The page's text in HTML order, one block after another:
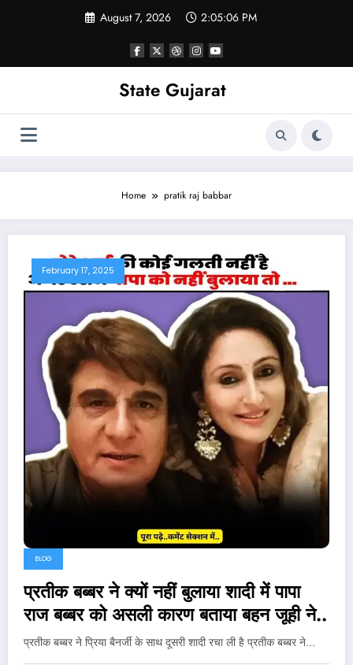
August 7, 2026 2:05:07 PM
State Gujarat
Home pratik raj babbar
February 17, 2025
BLOG
प्रतीक बब्बर ने क्यों नहीं बुलाया शादी में पापा
राज बब्बर को असली कारण बताया बहन जूही ने..
प्रतीक बब्बर ने प्रिया बैनर्जी के साथ दूसरी शादी रचा ली है प्रतीक बब्बर ने…